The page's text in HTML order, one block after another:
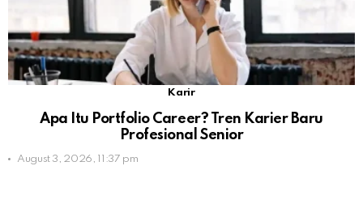
Karir
Apa Itu Portfolio Career? Tren Karier Baru
Profesional Senior
August 3, 2026, 11:37 pm